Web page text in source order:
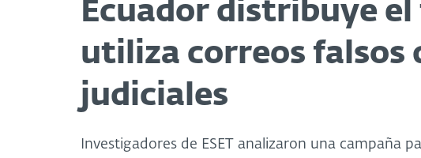
Ecuador distribuye
utiliza correos falsos
judiciales
Investigadores de ESET analizaron una campaña